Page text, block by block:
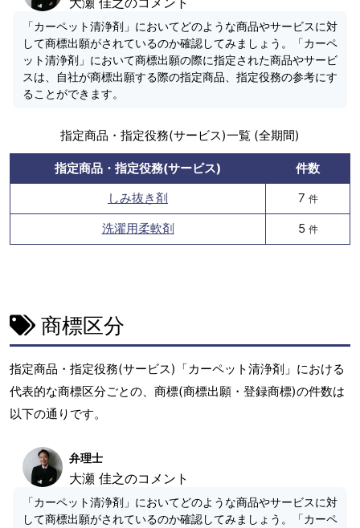
「カーペット清浄剤」においてどのような商品やサービスに対
して商標出願がされているのか確認してみましょう。「カーペ
ット清浄剤」において商標出願の際に指定された商品やサービ
スは、自社が商標出願する際の指定商品、指定役務の参考にす
ることができます。
指定商品・指定役務(サービス)一覧 (全期間)
指定商品・指定役務(サービス)
件数
しみ抜き剤
7 件
洗濯用柔軟剤 5 件
商標区分
指定商品・指定役務(サービス)「カーペット清浄剤」における
代表的な商標区分ごとの、商標(商標出願・登録商標)の件数は
以下の通りです。
弁理士
大瀬 佳之のコメント
「カーペット清浄剤」においてどのような商品やサービスに対
して商標出願がされているのか確認してみましょう。「カーペ